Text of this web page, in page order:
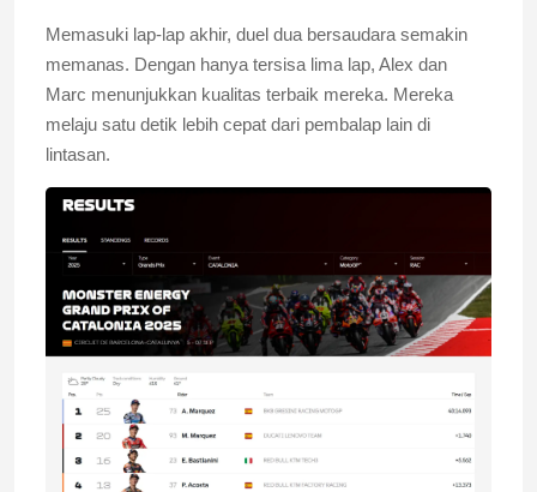
Memasuki lap-lap akhir, duel dua bersaudara semakin
memanas. Dengan hanya tersisa lima lap, Alex dan
Marc menunjukkan kualitas terbaik mereka. Mereka
melaju satu detik lebih cepat dari pembalap lain di
lintasan.